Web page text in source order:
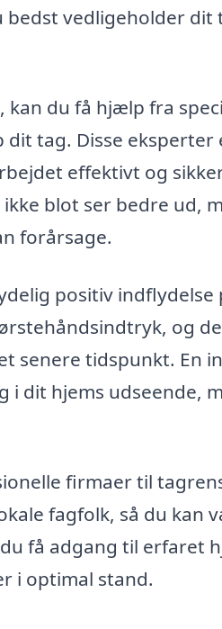
bedst vedligeholder
du få hjælp fra
tag. Disse eksperter
effektivt og
blot ser bedre ud,
forårsage.
positiv
og
senere tidspunkt. En
dit hjems udseende,
firmaer til
fagfolk, så du kan
få adgang til erfaret
i optimal stand.